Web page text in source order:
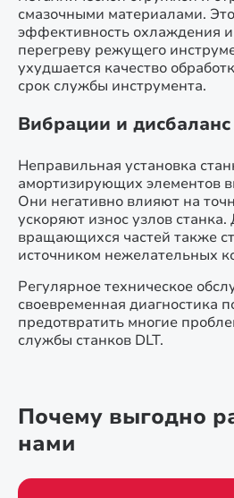
смазочными материалами.
эффективность охлаждения
перегреву режущего
ухудшается качество
срок службы инструмента.
Вибрации и дисбаланс
Неправильная установка
амортизирующих элементов
Они негативно влияют на
ускоряют износ узлов
вращающихся частей также
источником нежелательных
Регулярное техническое
своевременная диагностика
предотвратить многие
службы станков DLT.
Почему выгодно
нами